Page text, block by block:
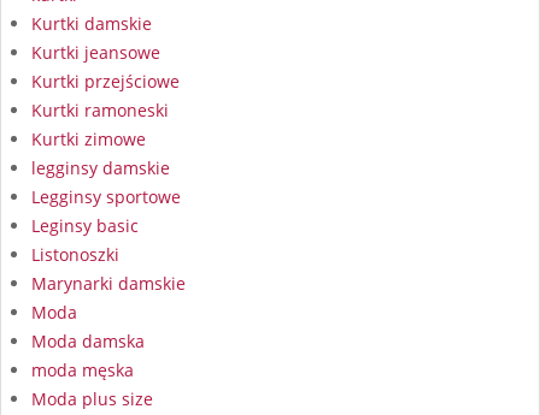
Kurtki damskie
Kurtki jeansowe
Kurtki przejściowe
Kurtki ramoneski
Kurtki zimowe
legginsy damskie
Legginsy sportowe
Leginsy basic
Listonoszki
Marynarki damskie
Moda
Moda damska
moda męska
Moda plus size